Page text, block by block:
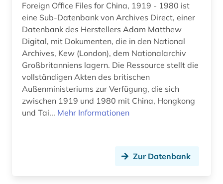
osteuropa (2)
ostkirche (1)
ostmitteleuropa (2)
pakistan (1)
panama (1)
paris (1)
partei (1)
Foreign Office Files for China, 1919 - 1980 ist
eine Sub-Datenbank von Archives Direct, einer
Datenbank des Herstellers Adam Matthew
Digital, mit Dokumenten, die in den National
Archives, Kew (London), dem Nationalarchiv
Großbritanniens lagern. Die Ressource stellt die
vollständigen Akten des britischen
Außenministeriums zur Verfügung, die sich
zwischen 1919 und 1980 mit China, Hongkong
und Tai... Mehr Informationen
Zur Datenbank